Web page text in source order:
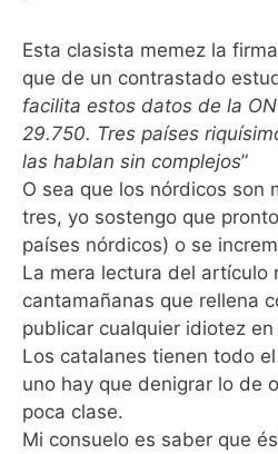
Esta clasista memez la
que de un contrastado
facilita estos datos de la
29.750. Tres países
las hablan sin complejos”
O sea que los nórdicos son
tres, yo sostengo que
países nórdicos) o se
La mera lectura del artículo
cantamañanas que rellena
publicar cualquier idiotez
Los catalanes tienen todo
uno hay que denigrar lo de
poca clase.
Mi consuelo es saber que